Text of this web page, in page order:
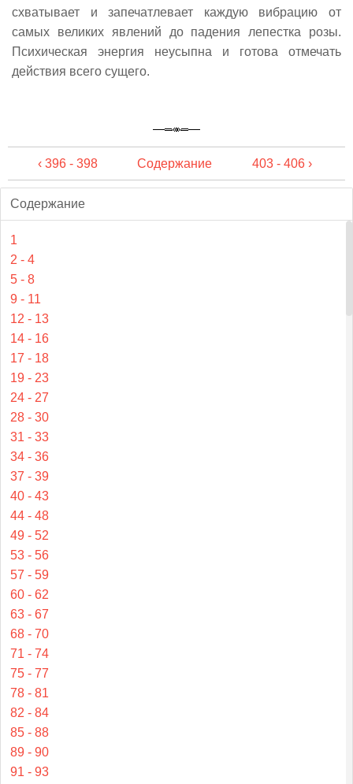
схватывает и запечатлевает каждую вибрацию от
самых великих явлений до падения лепестка розы.
Психическая энергия неусыпна и готова отмечать
действия всего сущего.
‹ 396 - 398 Содержание 403 - 406 ›
Содержание
1
2 - 4
5 - 8
9 - 11
12 - 13
14 - 16
17 - 18
19 - 23
24 - 27
28 - 30
31 - 33
34 - 36
37 - 39
40 - 43
44 - 48
49 - 52
53 - 56
57 - 59
60 - 62
63 - 67
68 - 70
71 - 74
75 - 77
78 - 81
82 - 84
85 - 88
89 - 90
91 - 93